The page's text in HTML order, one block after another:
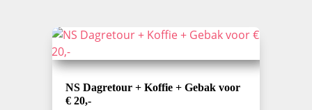
NS Dagretour + Koffie + Gebak voor
€ 20,-